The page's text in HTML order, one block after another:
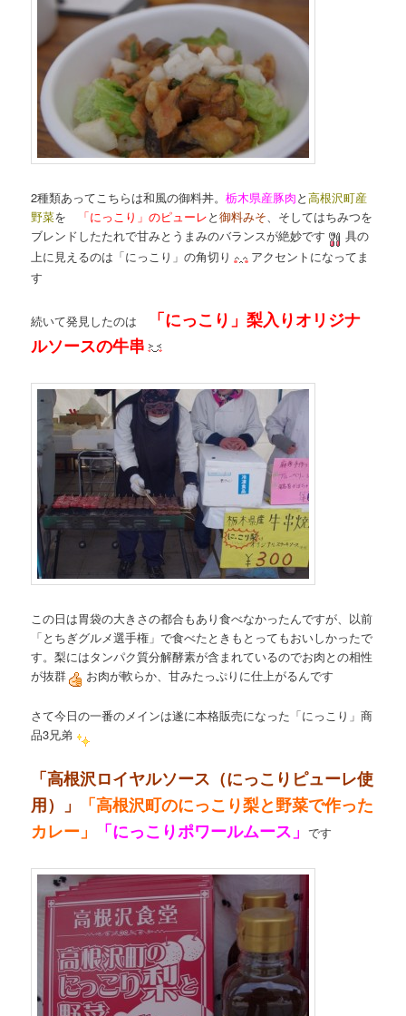
2種類あってこちらは和風の御料丼。栃木県産豚肉と高根沢町産
野菜を 「にっこり」のピューレと御料みそ、そしてはちみつを
ブレンドしたたれで甘みとうまみのバランスが絶妙です
具の
上に見えるのは「にっこり」の角切り
アクセントになってま
す
続いて発見したのは
「にっこり」梨入りオリジナ
ルソースの牛串
この日は胃袋の大きさの都合もあり食べなかったんですが、以前
「とちぎグルメ選手権」で食べたときもとってもおいしかったで
す。梨にはタンパク質分解酵素が含まれているのでお肉との相性
が抜群
お肉が軟らか、甘みたっぷりに仕上がるんです
さて今日の一番のメインは遂に本格販売になった「にっこり」商
品3兄弟
「高根沢ロイヤルソース（にっこりピューレ使
用）」
「高根沢町のにっこり梨と野菜で作った
カレー」
「にっこりポワールムース」です